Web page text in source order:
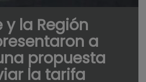
y la Región
a
propuesta
la tarifa